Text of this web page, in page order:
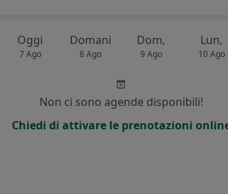
Oggi
7 Ago
Domani
8 Ago
Dom,
9 Ago
Lun,
10 Ago
Non ci sono agende disponibili!
Chiedi di attivare le prenotazioni